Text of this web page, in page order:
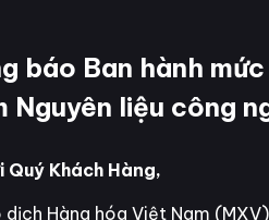
báo Ban hành
Nguyên liệu công
Quý Khách Hàng,
dịch Hàng hóa Việt Nam